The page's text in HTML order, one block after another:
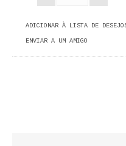
CIÊNCIA POLÍTICA
ADICIONAR À LISTA DE
ENVIAR A UM AMIGO